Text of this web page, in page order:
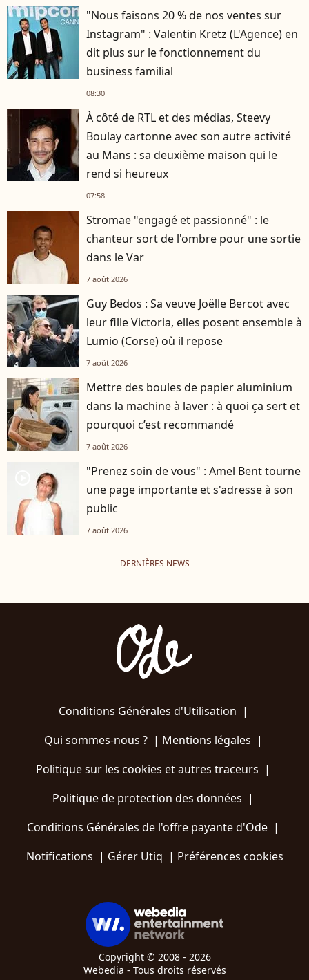
"Nous faisons 20 % de nos ventes sur
Instagram" : Valentin Kretz (L'Agence) en
dit plus sur le fonctionnement du
business familial
08:30
À côté de RTL et des médias, Steevy
Boulay cartonne avec son autre activité
au Mans : sa deuxième maison qui le
rend si heureux
07:58
Stromae "engagé et passionné" : le
chanteur sort de l'ombre pour une sortie
dans le Var
7 août 2026
Guy Bedos : Sa veuve Joëlle Bercot avec
leur fille Victoria, elles posent ensemble à
Lumio (Corse) où il repose
7 août 2026
Mettre des boules de papier aluminium
dans la machine à laver : à quoi ça sert et
pourquoi c’est recommandé
7 août 2026
"Prenez soin de vous" : Amel Bent tourne
une page importante et s'adresse à son
public
7 août 2026
DERNIÈRES NEWS
Conditions Générales d'Utilisation |
Qui sommes-nous ?| Mentions légales |
Politique sur les cookies et autres traceurs |
Politique de protection des données |
Conditions Générales de l'offre payante d'Ode |
Notifications | Gérer Utiq | Préférences cookies
Copyright © 2008 - 2026
Webedia - Tous droits réservés